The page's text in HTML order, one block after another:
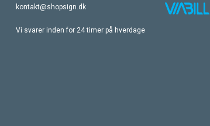
kontakt@shopsign.dk
Vi svarer inden for 24 timer på hverdage